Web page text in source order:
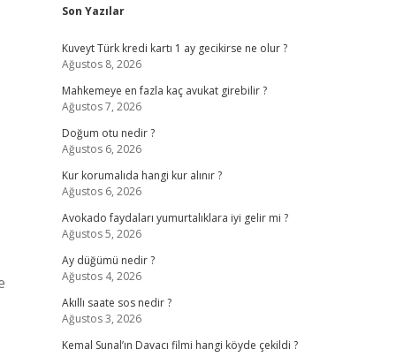
Sidebar
Son Yazılar
Kuveyt Türk kredi kartı 1 ay gecikirse ne olur ?
Ağustos 8, 2026
Mahkemeye en fazla kaç avukat girebilir ?
Ağustos 7, 2026
Doğum otu nedir ?
Ağustos 6, 2026
Kur korumalıda hangi kur alınır ?
Ağustos 6, 2026
Avokado faydaları yumurtalıklara iyi gelir mi ?
Ağustos 5, 2026
Ay düğümü nedir ?
Ağustos 4, 2026
Akıllı saate sos nedir ?
Ağustos 3, 2026
Kemal Sunal’ın Davacı filmi hangi köyde çekildi ?
betcivdcasino giriş